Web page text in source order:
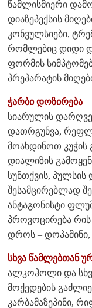
წამლისმიერი
დიაზეპექსის
კონვულსიები,
რომლებიც დიდი
ფორმის
პრეპარატის
ჭარბი დოზირება
სიარულის
დათრგუნვა,
მოახდინოთ კუჭის
დიალიზის
სუნთქვის,
შესამცირებლად
ანტაგონისტი
პროვოცირება რის
დროს –
სხვა წამლებთან
ალკოჰოლი და
მოქედების
კარბამაზეპინი,